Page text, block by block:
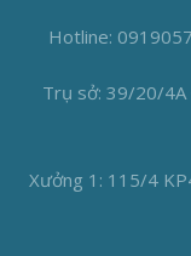
Hotline:
Trụ sở: 39/20/4A
Xưởng 1: 115/4